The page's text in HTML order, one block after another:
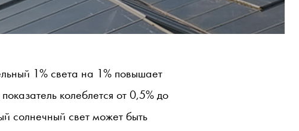
1% света на 1% повышает
колеблется от 0,5% до
солнечный свет может быть